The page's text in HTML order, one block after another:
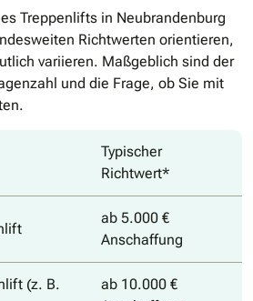
Treppenlifts in Neubrandenburg
Richtwerten orientieren,
variieren. Maßgeblich sind der
und die Frage, ob Sie mit
Typischer
Richtwert*
ab 5.000 €
Anschaffung
(z. B.
ab 10.000 €